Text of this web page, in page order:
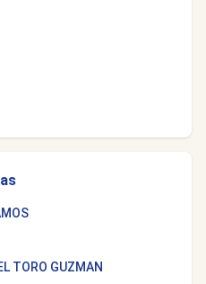
TORO GUZMAN